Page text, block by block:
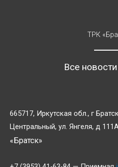
ТРК
Все
665717, Иркутская обл., г
Центральный, ул. Янгеля, д
«Братск»